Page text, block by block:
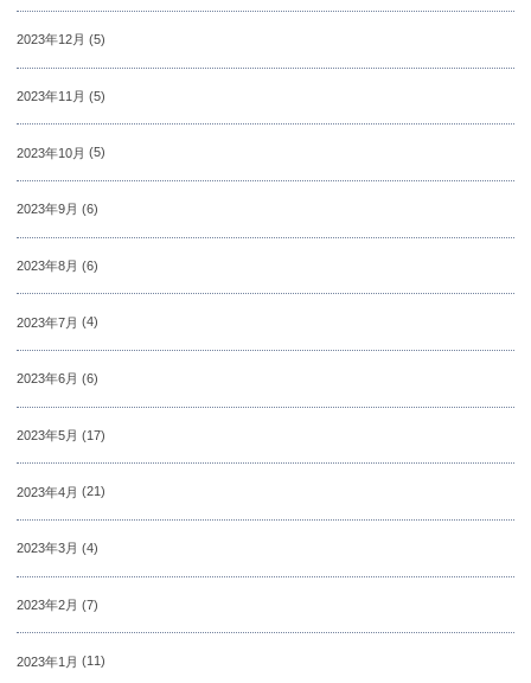
2023年12月 (5)
2023年11月 (5)
2023年10月 (5)
2023年9月 (6)
2023年8月 (6)
2023年7月 (4)
2023年6月 (6)
2023年5月 (17)
2023年4月 (21)
2023年3月 (4)
2023年2月 (7)
2023年1月 (11)